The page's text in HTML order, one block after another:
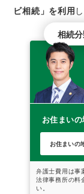
ビ相続」を利用
相続
お住まいの